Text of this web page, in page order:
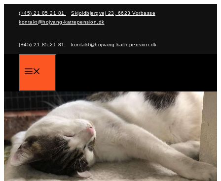
(+45) 21 85 21 81
Skjoldbjergvej 23, 6623 Vorbasse
kontakt@hojvang-kattepension.dk
(+45) 21 85 21 81 kontakt@hojvang-kattepension.dk
Menu